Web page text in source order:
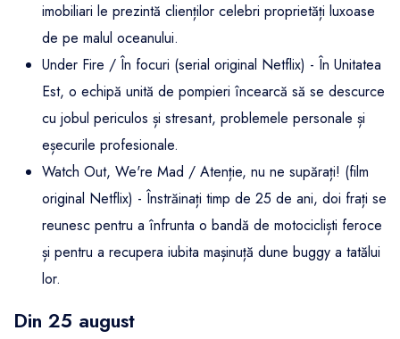
imobiliari le prezintă clienților celebri proprietăți luxoase
de pe malul oceanului.
Under Fire / În focuri (serial original Netflix) - În Unitatea
Est, o echipă unită de pompieri încearcă să se descurce
cu jobul periculos și stresant, problemele personale și
eșecurile profesionale.
Watch Out, We're Mad / Atenție, nu ne supărați! (film
original Netflix) - Înstrăinați timp de 25 de ani, doi frați se
reunesc pentru a înfrunta o bandă de motocicliști feroce
și pentru a recupera iubita mașinuță dune buggy a tatălui
lor.
Din 25 august